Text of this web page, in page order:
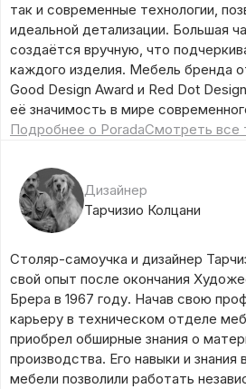
так и современные технологии,
идеальной детализации. Большая
создаётся вручную, что
каждого изделия. Мебель бренда
Good Design Award и Red Dot
её значимость в мире
Подробнее о PoradaСмотреть все
Дизайнер
Тарчизио Колцани
Столяр-самоучка и дизайнер
свой опыт после окончания
Брера в 1967 году. Начав свою
карьеру в техническом отделе
приобрел обширные знания о
производства. Его навыки и знания
мебели позволили работать